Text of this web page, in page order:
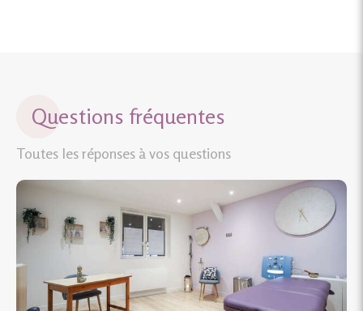
Questions fréquentes
Toutes les réponses à vos questions